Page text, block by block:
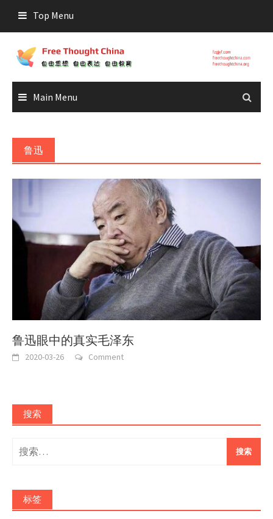
content
Top Menu
Main Menu
鲁迅
鲁迅眼中的真实毛泽东
2020-03-26 Comment
搜索
搜
索：
标签